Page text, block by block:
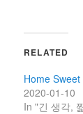
RELATED
Home
2020-01-10
In "긴 생각,